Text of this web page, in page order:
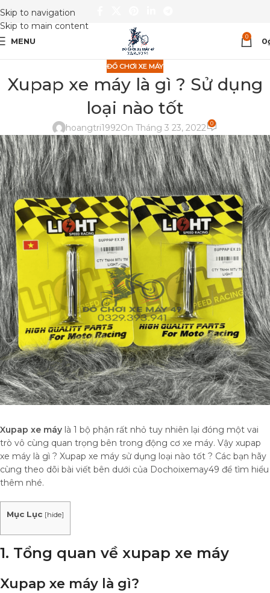
Skip to navigation
Skip to main content
MENU 0 0
ĐỒ CHƠI XE MÁY
Xupap xe máy là gì ? Sử dụng
loại nào tốt
hoangtri1992On Tháng 3 23, 2022 0
Xupap xe máy là 1 bộ phận rất nhỏ tuy nhiên lại đóng một vai
trò vô cùng quan trọng bên trong động cơ xe máy. Vậy xupap
xe máy là gì ? Xupap xe máy sử dụng loại nào tốt ? Các bạn hãy
cùng theo dõi bài viết bên dưới của Dochoixemay49 để tìm hiểu
thêm nhé.
Mục Lục [hide]
1. Tổng quan về xupap xe máy
Xupap xe máy là gì?